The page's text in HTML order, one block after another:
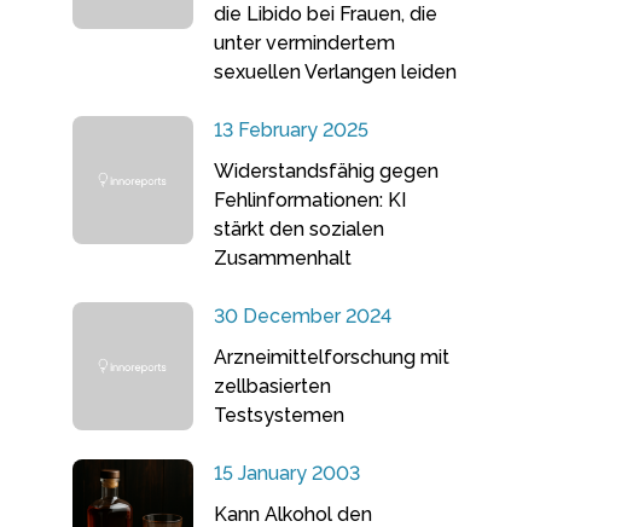
die Libido bei Frauen, die
unter vermindertem
sexuellen Verlangen leiden
13 February 2025
Widerstandsfähig gegen
Fehlinformationen: KI
stärkt den sozialen
Zusammenhalt
30 December 2024
Arzneimittelforschung mit
zellbasierten
Testsystemen
15 January 2003
Kann Alkohol den